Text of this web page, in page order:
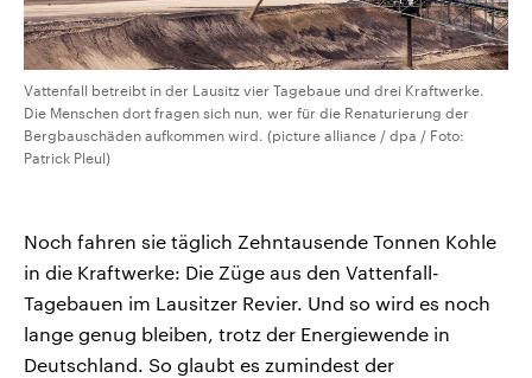
Vattenfall betreibt in der Lausitz vier Tagebaue und drei Kraftwerke.
Die Menschen dort fragen sich nun, wer für die Renaturierung der
Bergbauschäden aufkommen wird. (picture alliance / dpa / Foto:
Patrick Pleul)
Noch fahren sie täglich Zehntausende Tonnen Kohle
in die Kraftwerke: Die Züge aus den Vattenfall-
Tagebauen im Lausitzer Revier. Und so wird es noch
lange genug bleiben, trotz der Energiewende in
Deutschland. So glaubt es zumindest der